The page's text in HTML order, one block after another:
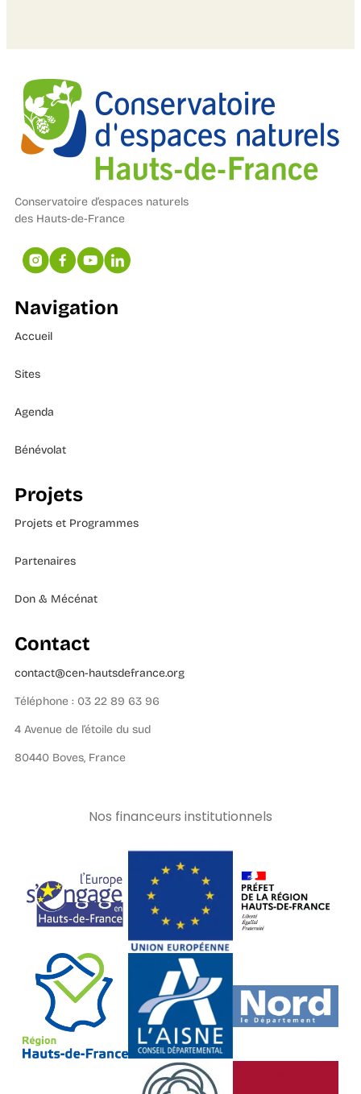
Conservatoire d’espaces naturels
des Hauts-de-France
Navigation
Accueil
Sites
Agenda
Bénévolat
Projets
Projets et Programmes
Partenaires
Don & Mécénat
Contact
contact@cen-hautsdefrance.org
Téléphone : 03 22 89 63 96
4 Avenue de l’étoile du sud
80440 Boves, France
Nos financeurs institutionnels